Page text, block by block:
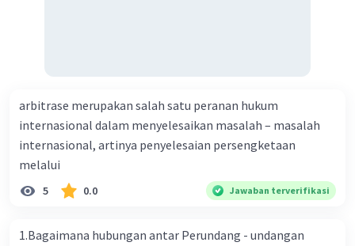
arbitrase merupakan salah satu peranan hukum
internasional dalam menyelesaikan masalah – masalah
internasional, artinya penyelesaian persengketaan
melalui
5 0.0 Jawaban terverifikasi
1.Bagaimana hubungan antar Perundang - undangan